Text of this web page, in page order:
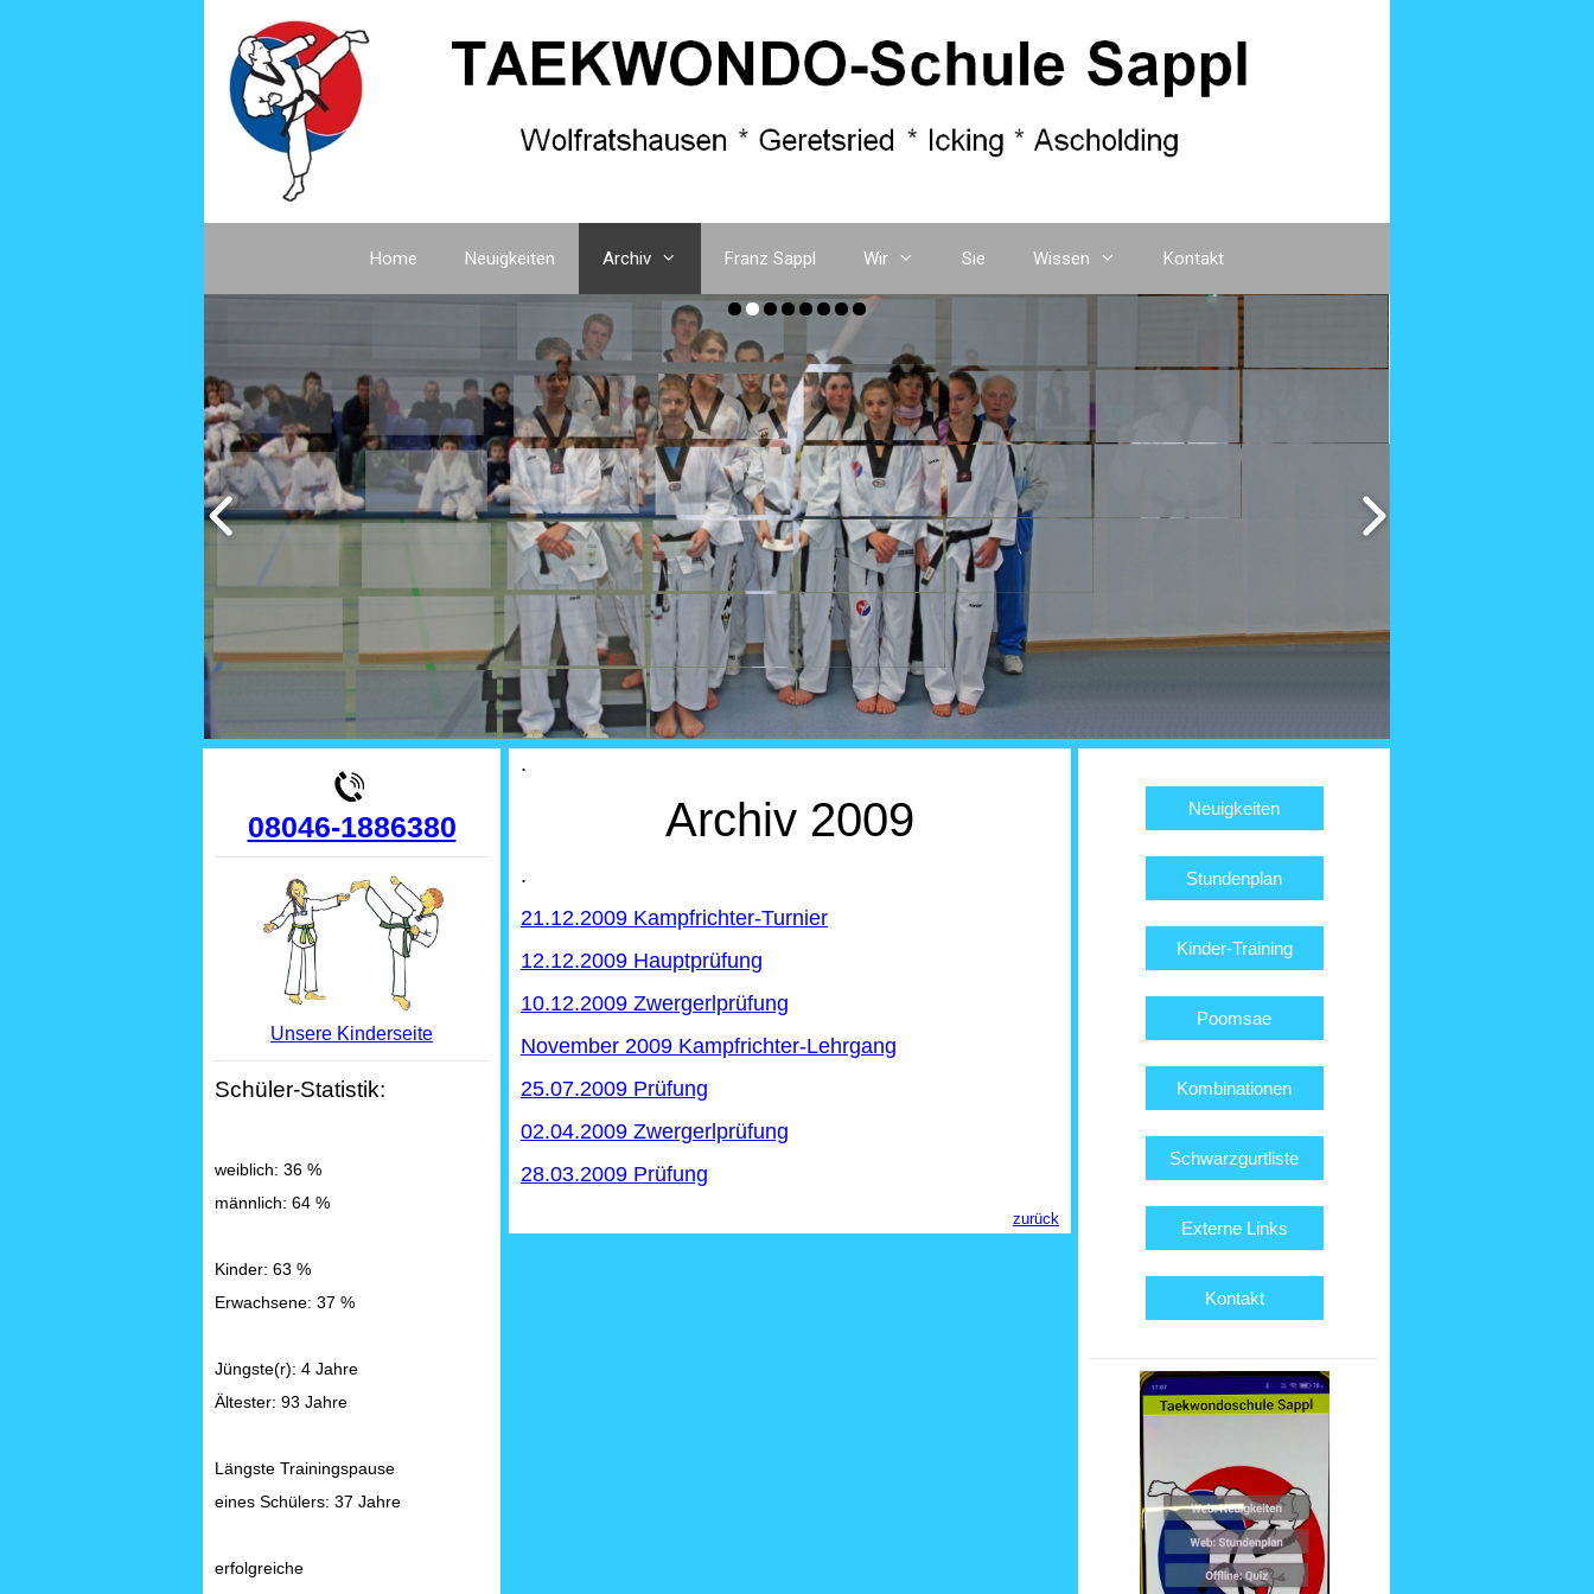
Zum
springen
Home Neuigkeiten Archiv Franz Sappl Wir Sie Wissen Kontakt
.
Archiv 2009
.
21.12.2009 Kampfrichter-Turnier
12.12.2009 Hauptprüfung
10.12.2009 Zwergerlprüfung
November 2009 Kampfrichter-Lehrgang
25.07.2009 Prüfung
02.04.2009 Zwergerlprüfung
28.03.2009 Prüfung
zurück
08046-1886380
Unsere Kinderseite
Schüler-Statistik:
weiblich: 36 %
männlich: 64 %
Kinder: 63 %
Erwachsene: 37 %
Jüngste(r): 4 Jahre
Ältester: 93 Jahre
Längste Trainingspause
eines Schülers: 37 Jahre
erfolgreiche
Neuigkeiten
Stundenplan
Kinder-Training
Poomsae
Kombinationen
Schwarzgurtliste
Externe Links
Kontakt